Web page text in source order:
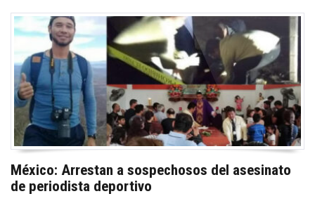
México: Arrestan a sospechosos del asesinato
de periodista deportivo